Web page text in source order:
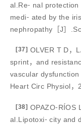
al.Re⁃ nal
medi⁃ ated by the
nephropathy［J］
[37] OLVER T D，
sprint，and
vascular
Heart Circ Physiol，
[38] OPAZO⁃RÍOS
al.Lipotoxi⁃ city and